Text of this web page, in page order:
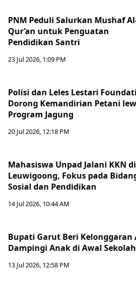
PNM Peduli Salurkan Mushaf
Qur’an untuk Penguatan
Pendidikan Santri
23 Jul 2026, 1:09 PM
Polisi dan Leles Lestari
Dorong Kemandirian Petani
Program Jagung
20 Jul 2026, 12:18 PM
Mahasiswa Unpad Jalani KKN di
Leuwigoong, Fokus pada
Sosial dan Pendidikan
14 Jul 2026, 10:44 AM
Bupati Garut Beri Kelonggaran
Dampingi Anak di Awal Sekolah
13 Jul 2026, 12:58 PM